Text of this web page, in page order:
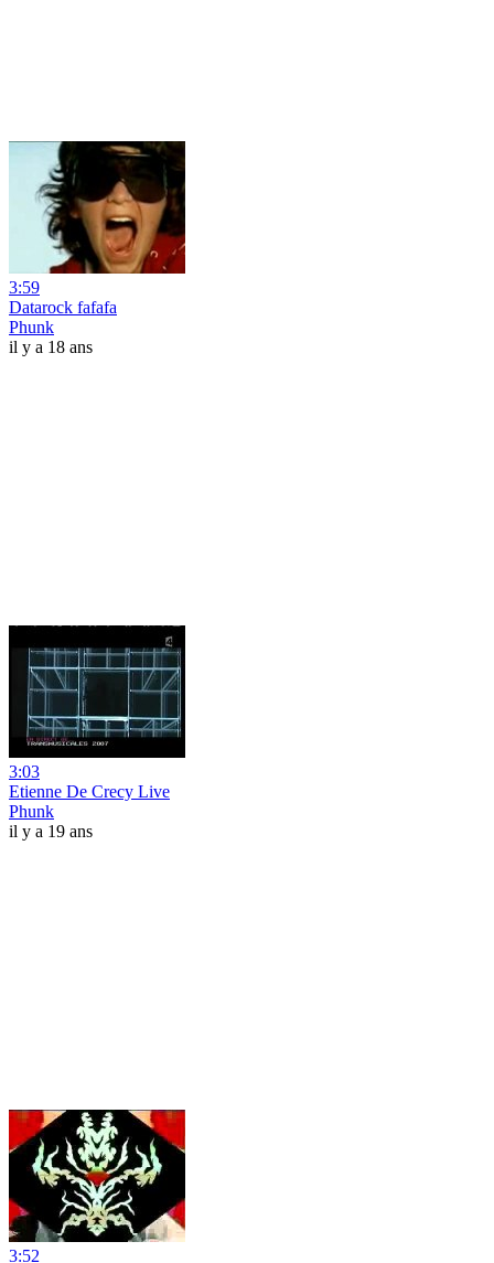
3:59
Datarock fafafa
Phunk
il y a 18 ans
3:03
Etienne De Crecy Live
Phunk
il y a 19 ans
3:52